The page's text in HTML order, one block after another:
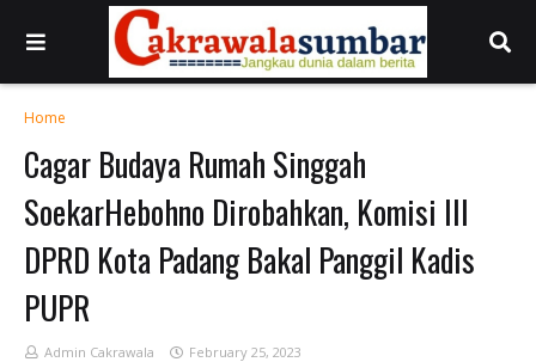
Home
Cagar Budaya Rumah Singgah
SoekarHebohno Dirobahkan, Komisi III
DPRD Kota Padang Bakal Panggil Kadis
PUPR
Admin Cakrawala February 25, 2023